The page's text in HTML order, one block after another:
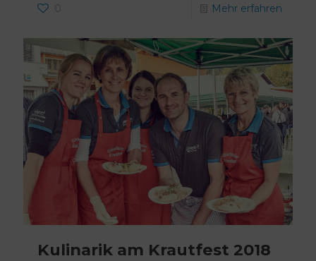
0 Mehr erfahren
Kulinarik am Krautfest 2018